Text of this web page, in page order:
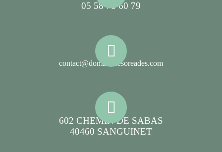
05 58 78 60 79
contact@domainelesoreades.com
602 CHEMIN DE SABAS
40460 SANGUINET